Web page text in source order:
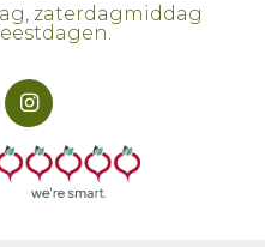
zaterdagmiddag
om uw
Door het
website, gaat